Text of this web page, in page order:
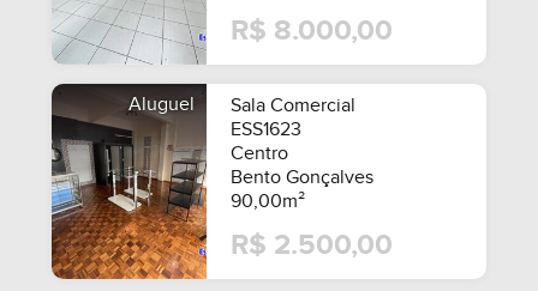
R$ 8.000,00
Aluguel
Sala Comercial
ESS1623
Centro
Bento Gonçalves
90,00m²
R$ 2.500,00